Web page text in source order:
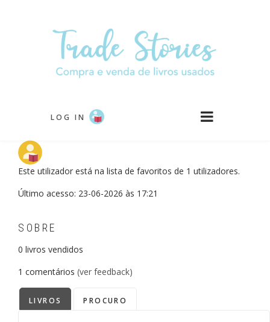
LOG IN
Este utilizador está na lista de favoritos de 1 utilizadores.
Último acesso: 23-06-2026 às 17:21
SOBRE
0 livros vendidos
1 comentários (ver feedback)
LIVROS PROCURO